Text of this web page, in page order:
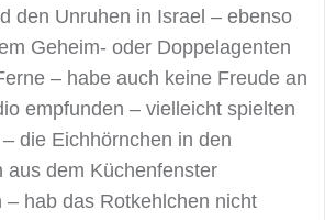
den Unruhen in Israel – ebenso
Geheim- oder Doppelagenten
– habe auch keine Freude an
empfunden – vielleicht spielten
die Eichhörnchen in den
aus dem Küchenfenster
– hab das Rotkehlchen nicht